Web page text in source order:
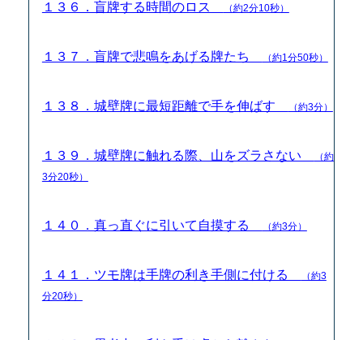
１３６．盲牌する時間のロス （約2分10秒）
１３７．盲牌で悲鳴をあげる牌たち （約1分50秒）
１３８．城壁牌に最短距離で手を伸ばす （約3分）
１３９．城壁牌に触れる際、山をズラさない
（約
3分20秒）
１４０．真っ直ぐに引いて自摸する （約3分）
１４１．ツモ牌は手牌の利き手側に付ける
（約3
分20秒）